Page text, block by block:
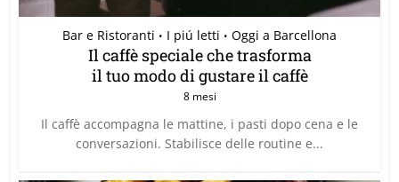
Bar e Ristoranti • I piú letti • Oggi a Barcellona
Il caffè speciale che trasforma
il tuo modo di gustare il caffè
8 mesi
Il caffè accompagna le mattine, i pasti dopo cena e le
conversazioni. Stabilisce delle routine e...